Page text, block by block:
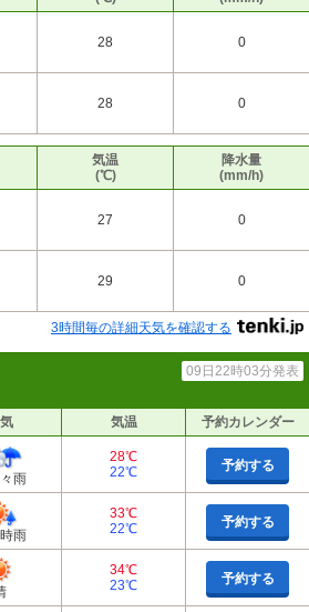
28 0
28 0
気温
(℃)
降水量
(mm/h)
27 0
29 0
3時間毎の詳細天気を確認する
09日22時03分発表
気温 予約カレンダー
雨
28℃
22℃
予約する
雨
33℃
22℃
予約する
34℃
23℃
予約する